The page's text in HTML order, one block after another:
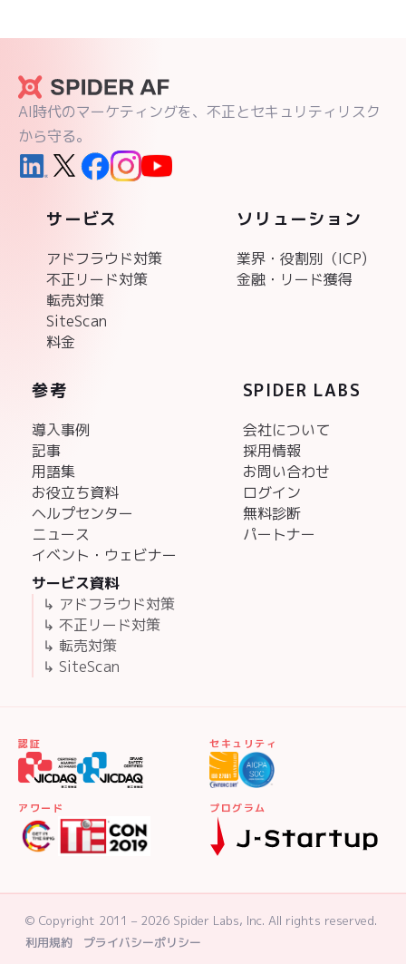
AI時代のマーケティングを、不正とセキュリティリスク
から守る。
サービス
アドフラウド対策
不正リード対策
転売対策
SiteScan
料金
ソリューション
業界・役割別（ICP)
金融・リード獲得
参考
導入事例
記事
用語集
お役立ち資料
ヘルプセンター
ニュース
イベント・ウェビナー
サービス資料
↳ アドフラウド対策
↳ 不正リード対策
↳ 転売対策
↳ SiteScan
SPIDER LABS
会社について
採用情報
お問い合わせ
ログイン
無料診断
パートナー
認証 セキュリティ
アワード プログラム
© Copyright 2011 – 2026 Spider Labs, Inc. All rights reserved.
利用規約
プライバシーポリシー